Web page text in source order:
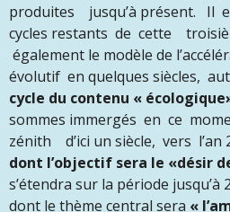
produites jusqu’à présent. Il
cycles restants de cette
également le modèle de
évolutif en quelques siècles,
cycle du contenu «
sommes immergés en ce
zénith d’ici un siècle, vers l’an
dont l’objectif sera le «désir
s’étendra sur la période jusqu’à
dont le thème central sera «